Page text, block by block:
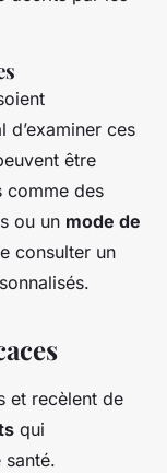
ces
être
comme des
ou un mode de
consulter un
et recèlent de
qui